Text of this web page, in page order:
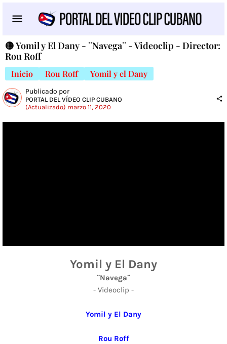
🟡 Yomil y El Dany - ¨Navega¨ - Videoclip - Director:
Rou Roff
Inicio Rou Roff Yomil y el Dany
Publicado por
PORTAL DEL VÍDEO CLIP CUBANO
(Actualizado) marzo 11, 2020
Yomil y El Dany
¨Navega¨
- Videoclip -
Yomil y El Dany
Rou Roff